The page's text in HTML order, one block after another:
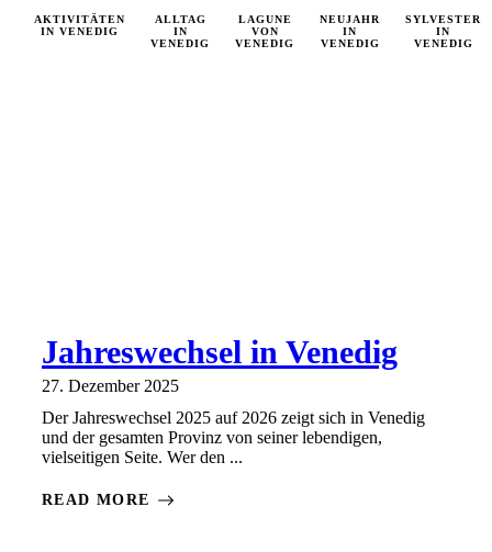
AKTIVITÄTEN
IN VENEDIG
ALLTAG
IN
VENEDIG
LAGUNE
VON
VENEDIG
NEUJAHR
IN
VENEDIG
SYLVESTER
IN
VENEDIG
Jahreswechsel in Venedig
27. Dezember 2025
Der Jahreswechsel 2025 auf 2026 zeigt sich in Venedig
und der gesamten Provinz von seiner lebendigen,
vielseitigen Seite. Wer den ...
READ MORE